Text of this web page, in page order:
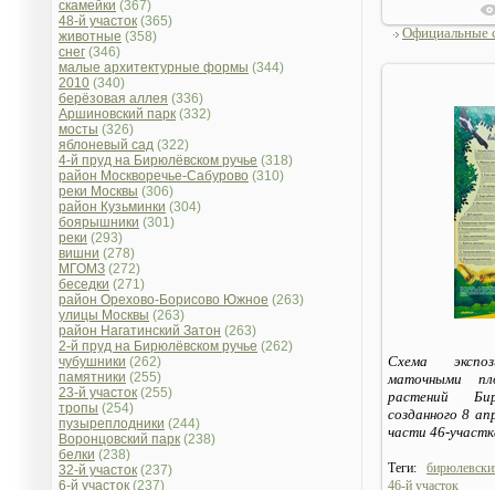
скамейки (367)
48-й участок (365)
животные (358)
снег (346)
малые архитектурные формы (344)
2010 (340)
берёзовая аллея (336)
Аршиновский парк (332)
мосты (326)
яблоневый сад (322)
4-й пруд на Бирюлёвском ручье (318)
район Москворечье-Сабурово (310)
реки Москвы (306)
район Кузьминки (304)
боярышники (301)
реки (293)
вишни (278)
МГОМЗ (272)
беседки (271)
район Орехово-Борисово Южное (263)
улицы Москвы (263)
район Нагатинский Затон (263)
2-й пруд на Бирюлёвском ручье (262)
чубушники (262)
памятники (255)
23-й участок (255)
тропы (254)
пузыреплодники (244)
Воронцовский парк (238)
белки (238)
32-й участок (237)
6-й участок (237)
Официальные
Схема
маточными
растений
созданного 8
части 46-
Теги:
46-й участок